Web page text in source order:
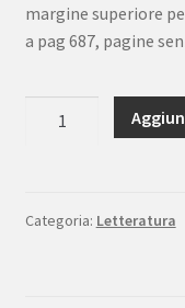
margine superiore
a pag 687, pagine
Romagnoli
Categoria: Letteratura